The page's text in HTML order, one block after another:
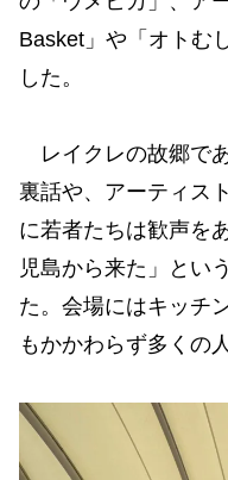
Basket」や「オトむ
した。
レイクレの故郷で
裏話や、アーティス
に若者たちは歓声を
児島から来た」とい
た。会場にはキッチ
もかかわらず多くの